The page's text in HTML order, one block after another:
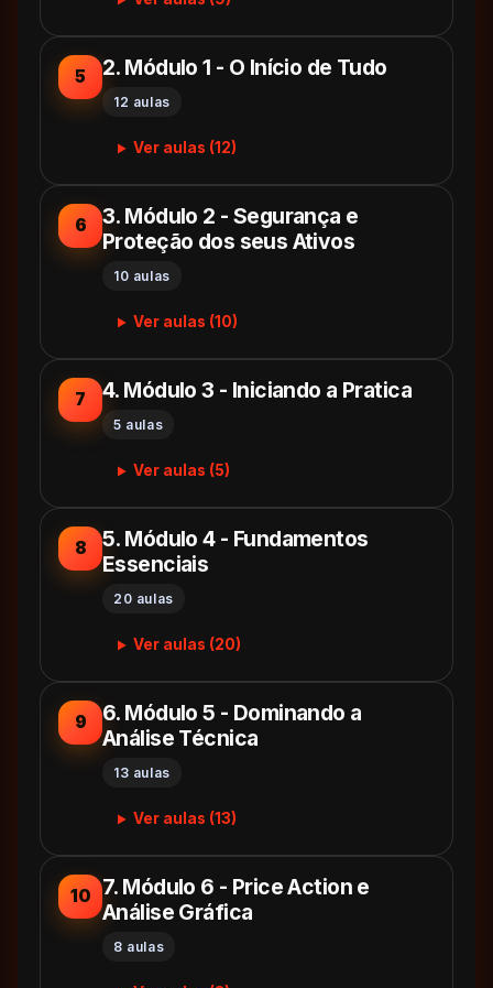
5 2. Módulo 1 - O Início de Tudo
12 aulas
Ver aulas (12)
6
3. Módulo 2 - Segurança e
Proteção dos seus Ativos
10 aulas
Ver aulas (10)
7 4. Módulo 3 - Iniciando a Pratica
5 aulas
Ver aulas (5)
8
5. Módulo 4 - Fundamentos
Essenciais
20 aulas
Ver aulas (20)
9
6. Módulo 5 - Dominando a
Análise Técnica
13 aulas
Ver aulas (13)
10
7. Módulo 6 - Price Action e
Análise Gráfica
8 aulas